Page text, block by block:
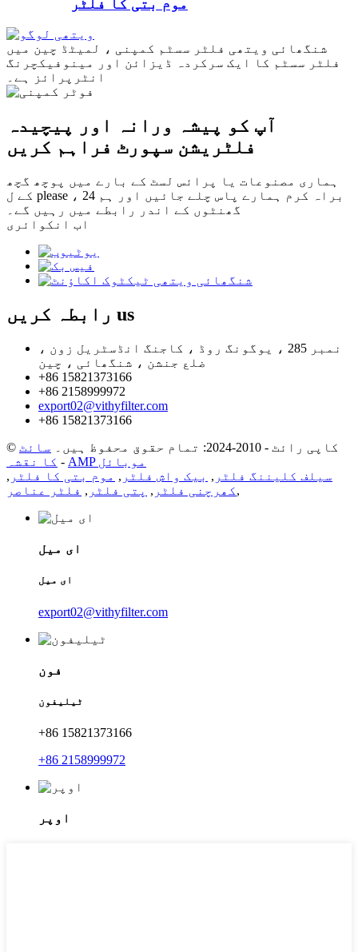
شنگھائی ویتھی فلٹر سسٹم کمپنی ، لمیٹڈ چین میں
فلٹر سسٹم کا ایک سرکردہ ڈیزائن اور مینوفیکچرنگ
انٹرپرائز ہے۔
آپ کو پیشہ ورانہ اور پیچیدہ
فلٹریشن سپورٹ فراہم کریں
ہماری مصنوعات یا پرائس لسٹ کے بارے میں پوچھ گچھ
کے ل please ، براہ کرم ہمارے پاس چلے جائیں اور ہم 24
گھنٹوں کے اندر رابطے میں رہیں گے۔
اب انکوائری
رابطہ کریں us
نمبر 285 ، یوگونگ روڈ ، کاجنگ انڈسٹریل زون ،
ضلع جنشن ، شنگھائی ، چین
+86 15821373166
+86 2158999972
export02@vithyfilter.com
+86 15821373166
© کاپی رائٹ - 2010-2024: تمام حقوق محفوظ ہیں۔
سائٹ
کا نقشہ -
AMP موبائل
سیلف کلیننگ فلٹر , بیک واش فلٹر , موم بتی کا فلٹر ,
کھرچنی فلٹر , پتی فلٹر , فلٹر عناصر ,
ای میل
ای میل
export02@vithyfilter.com
فون
ٹیلیفون
+86 15821373166
+86 2158999972
اوپر